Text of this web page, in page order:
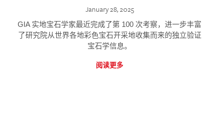
January 28, 2025
GIA 实地宝石学家最近完成了第 100 次考察，进一步丰富
了研究院从世界各地彩色宝石开采地收集而来的独立验证
宝石学信息。
阅读更多